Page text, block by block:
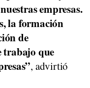
empresas.
la formación
de
trabajo que
, advirtió